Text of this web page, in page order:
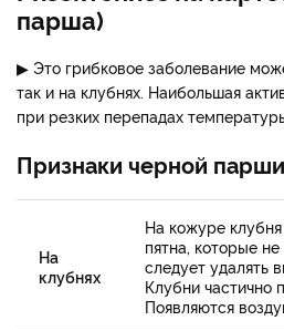
парша)
▶ Это грибковое заболевание
так и на клубнях. Наибольшая
при резких перепадах
Признаки черной парши
На
клубнях
На кожуре
пятна, которые
следует удалять
Клубни частично
Появляются